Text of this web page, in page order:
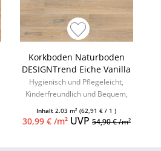
Korkboden Naturboden
DESIGNTrend Eiche Vanilla
Hygienisch und Pflegeleicht,
Kinderfreundlich und Bequem,
hoher Feuchtigkeitsschutz,
Keramiklack,...
Inhalt2.03 m²(62,91 € / 1 )
30,99 € /m²UVP 54,90 € /m²